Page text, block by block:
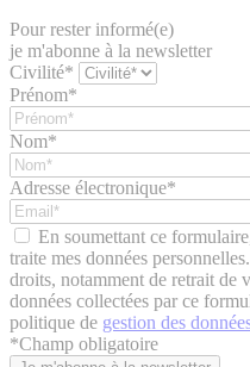
Pour rester informé(e)
je m'abonne à la newsletter
Civilité*
Prénom*
Nom*
Adresse électronique*
En soumettant ce
traite mes données
droits, notamment de retrait de
données collectées par ce
politique de gestion des
*Champ obligatoire